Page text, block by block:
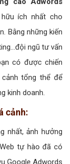
ích nhất cho
Bằng những kiến
ngũ tư vấn
có được chiến
tổng thể để
kinh doanh.
cảnh:
nhất, ảnh hưởng
tự hào đã có
Google Adwords